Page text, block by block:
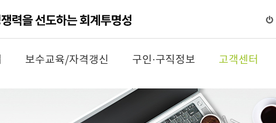
보수교육/자격갱신 구인·구직정보 고객센터